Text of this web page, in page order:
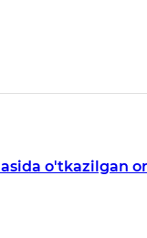
o'tkazilgan